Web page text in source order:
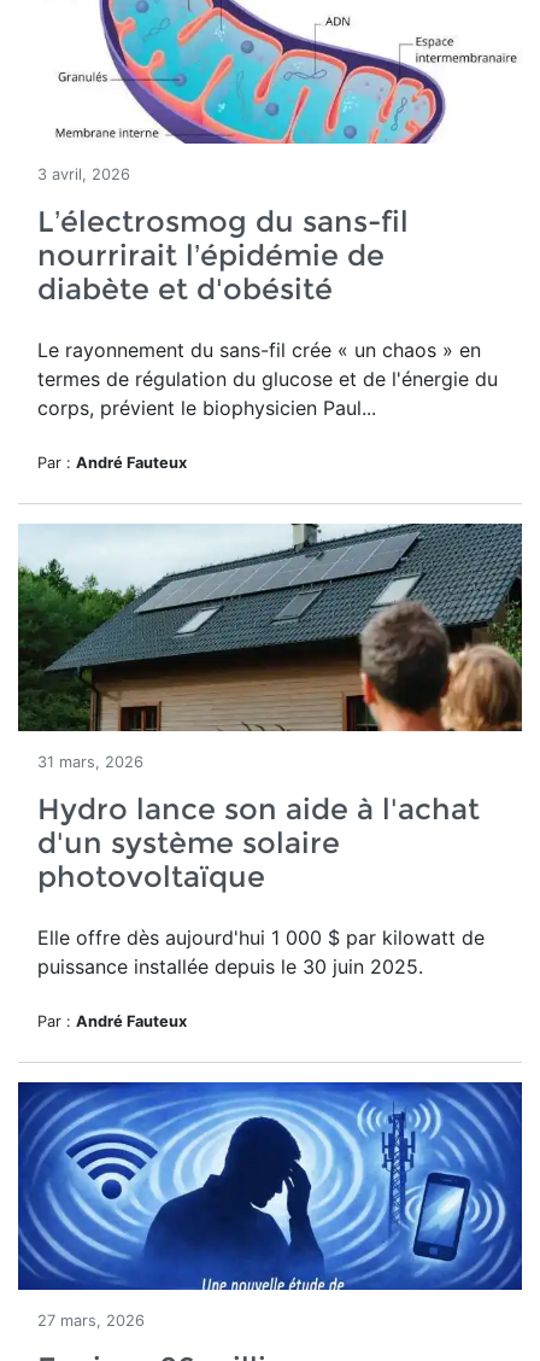
3 avril, 2026
L’électrosmog du sans-fil
nourrirait l’épidémie de
diabète et d'obésité
Le rayonnement du sans-fil crée « un chaos » en
termes de régulation du glucose et de l'énergie du
corps, prévient le biophysicien Paul...
Par : André Fauteux
31 mars, 2026
Hydro lance son aide à l'achat
d'un système solaire
photovoltaïque
Elle offre dès aujourd'hui 1 000 $ par kilowatt de
puissance installée depuis le 30 juin 2025.
Par : André Fauteux
27 mars, 2026